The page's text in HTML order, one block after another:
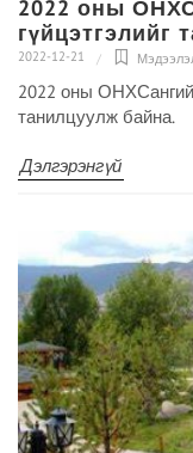
2022 оны
гүйцэтгэлийг
2022-12-21
2022 оны
танилцуулж байна.
Дэлгэрэнгүй